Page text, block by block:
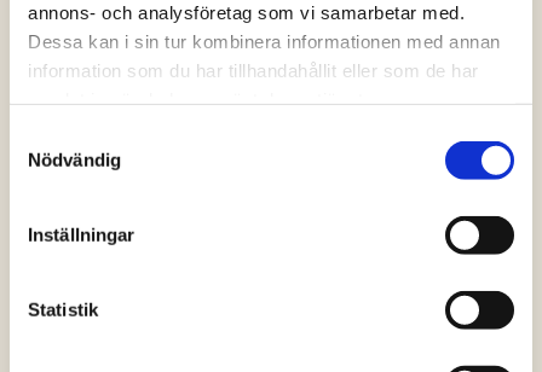
annons- och analysföretag som vi samarbetar med.
Dessa kan i sin tur kombinera informationen med annan
information som du har tillhandahållit eller som de har
Nödvändig
Inställningar
Statistik
Vanliga frågor och